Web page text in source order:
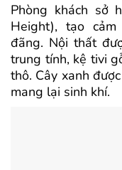
Phòng khách sở
Height), tạo
đãng. Nội thất
trung tính, kệ tivi
thô. Cây xanh
mang lại sinh khí.